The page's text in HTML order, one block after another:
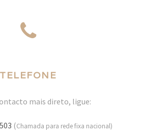
TELEFONE
mais direto, ligue:
(Chamada para rede fixa nacional)